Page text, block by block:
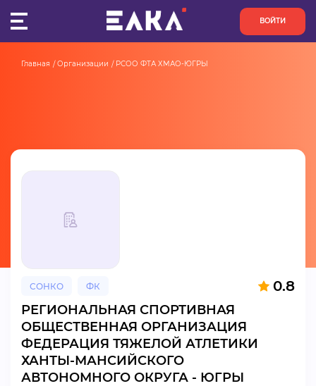
ВОЙТИ
ОРГАНИЗАЦИИ
ПРОЕКТЫ
ВИДЕОКУРСЫ
Главная Организации РСОО ФТА ХМАО-ЮГРЫ
СОНКО ФК 0.8
РЕГИОНАЛЬНАЯ СПОРТИВНАЯ
ОБЩЕСТВЕННАЯ ОРГАНИЗАЦИЯ
ФЕДЕРАЦИЯ ТЯЖЕЛОЙ АТЛЕТИКИ
ХАНТЫ-МАНСИЙСКОГО
АВТОНОМНОГО ОКРУГА - ЮГРЫ